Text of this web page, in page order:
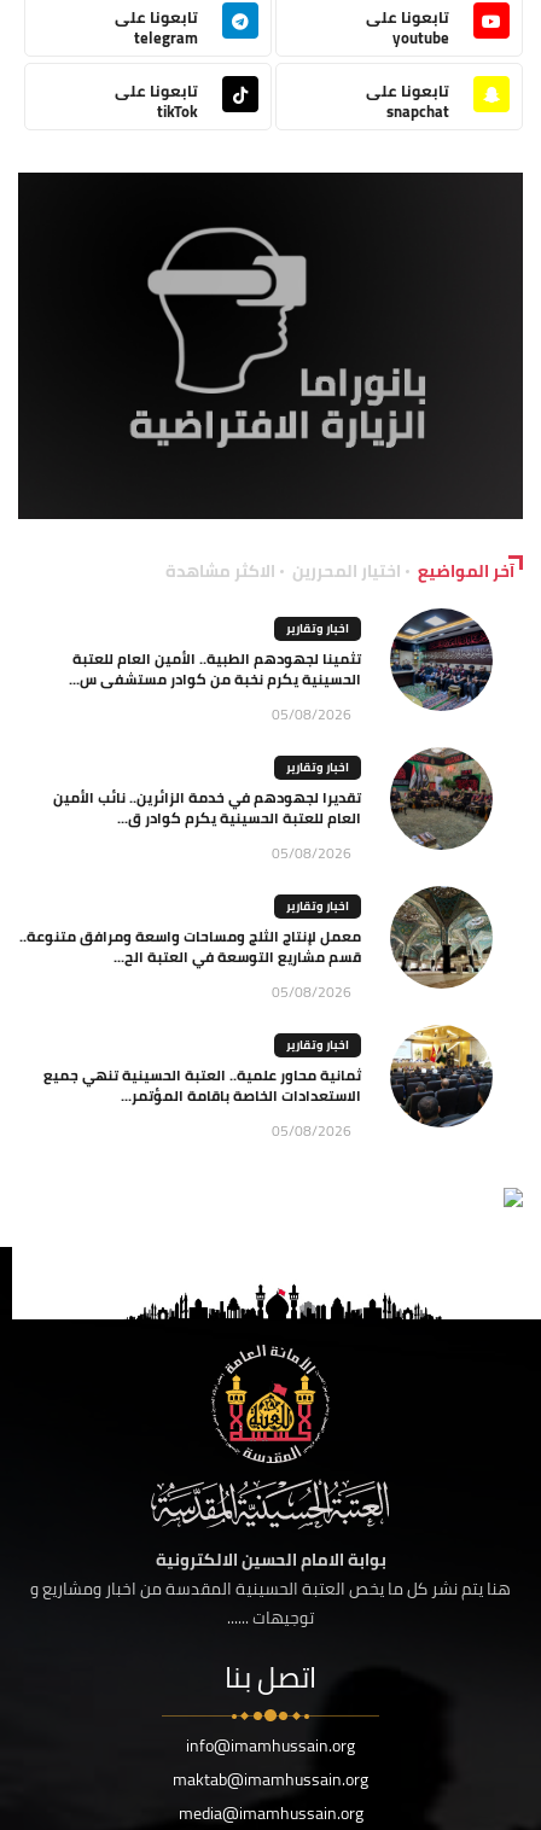
تابعونا على
youtube
تابعونا على
telegram
تابعونا على
snapchat
تابعونا على
tikTok
آخر المواضيع اختيار المحررين الاكثر مشاهدة
اخبار وتقارير
تثمينا لجهودهم الطبية.. الأمين العام للعتبة
الحسينية يكرم نخبة من كوادر مستشفى س...
05/08/2026
اخبار وتقارير
تقديرا لجهودهم في خدمة الزائرين.. نائب الأمين
العام للعتبة الحسينية يكرم كوادر ق...
05/08/2026
اخبار وتقارير
معمل لإنتاج الثلج ومساحات واسعة ومرافق متنوعة..
قسم مشاريع التوسعة في العتبة الح...
05/08/2026
اخبار وتقارير
ثمانية محاور علمية.. العتبة الحسينية تنهي جميع
الاستعدادات الخاصة باقامة المؤتمر...
05/08/2026
بوابة الامام الحسين الالكترونية
هنا يتم نشر كل ما يخص العتبة الحسينية المقدسة من اخبار ومشاريع و
توجيهات ......
اتصل بنا
info@imamhussain.org
maktab@imamhussain.org
media@imamhussain.org